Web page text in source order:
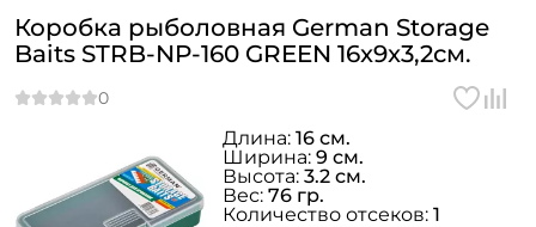
Коробка рыболовная German Storage
Baits STRB-NP-160 GREEN 16x9x3,2см.
Длина: 16 см.
Ширина: 9 см.
Высота: 3.2 см.
Вес: 76 гр.
Количество отсеков: 1